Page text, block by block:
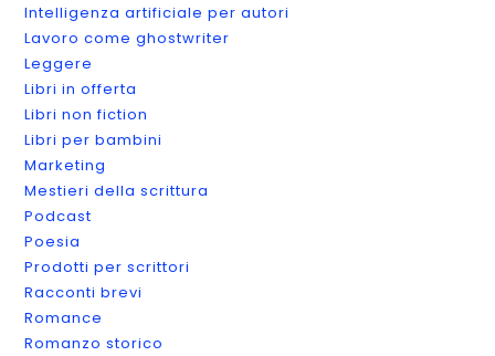
Intelligenza artificiale per autori
Lavoro come ghostwriter
Leggere
Libri in offerta
Libri non fiction
Libri per bambini
Marketing
Mestieri della scrittura
Podcast
Poesia
Prodotti per scrittori
Racconti brevi
Romance
Romanzo storico